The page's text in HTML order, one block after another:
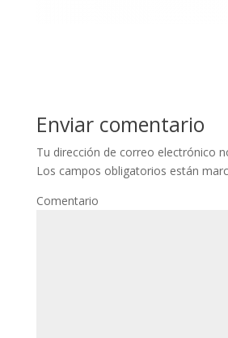
Enviar comentario
Tu dirección de correo electrónico
Los campos obligatorios están
Comentario